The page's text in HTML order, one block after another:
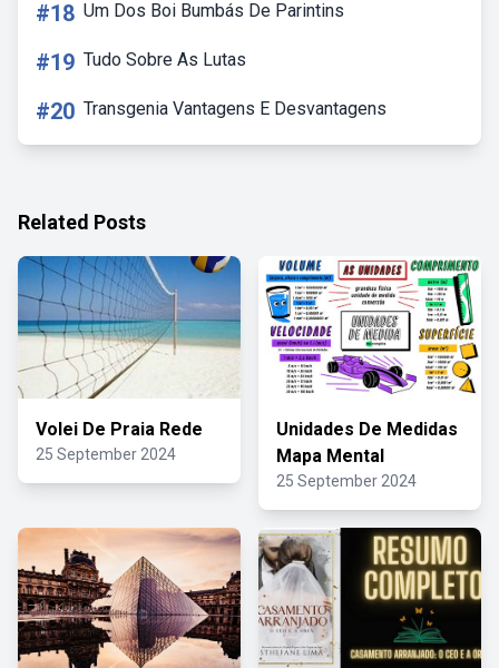
#18 Um Dos Boi Bumbás De Parintins
#19 Tudo Sobre As Lutas
#20 Transgenia Vantagens E Desvantagens
Related Posts
Volei De Praia Rede
25 September 2024
Unidades De Medidas
Mapa Mental
25 September 2024